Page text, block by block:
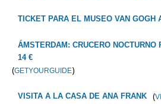
TICKET PARA EL MUSEO VAN GOGH
ÁMSTERDAM: CRUCERO
14 €
(GETYOURGUIDE)
VISITA A LA CASA DE ANA FRANK (